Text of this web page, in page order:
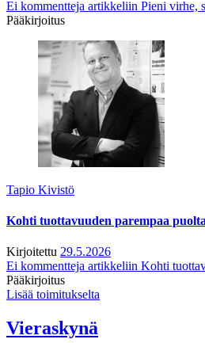
Ei kommentteja artikkeliin Pieni virhe,
Pääkirjoitus
Tapio Kivistö
Kohti tuottavuuden parempaa puolta
Kirjoitettu 29.5.2026
Ei kommentteja artikkeliin Kohti
Pääkirjoitus
Lisää toimitukselta
Vieraskynä